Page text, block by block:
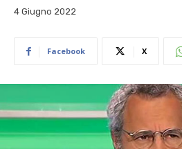
4 Giugno 2022
Facebook X